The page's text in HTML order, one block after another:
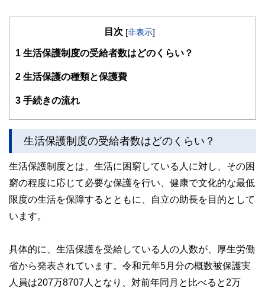
目次 [非表示]
1 生活保護制度の受給者数はどのくらい？
2 生活保護の種類と保護費
3 手続きの流れ
生活保護制度の受給者数はどのくらい？
生活保護制度とは、生活に困窮している人に対し、その困
窮の程度に応じて必要な保護を行い、健康で文化的な最低
限度の生活を保障するとともに、自立の助長を目的として
います。
具体的に、生活保護を受給している人の人数が、厚生労働
省から発表されています。令和元年5月分の概数被保護実
人員は207万8707人となり、対前年同月と比べると2万